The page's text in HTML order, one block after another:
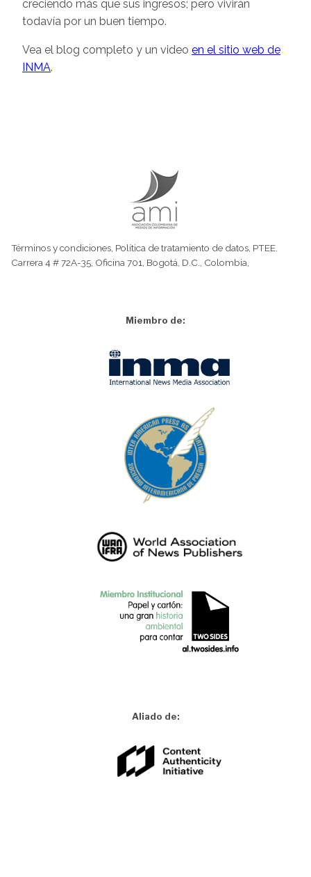
creciendo más que sus ingresos; pero vivirán
todavía por un buen tiempo.
Vea el blog completo y un video en el sitio web de
INMA.
Términos y condiciones, Política de tratamiento de datos, PTEE.
Carrera 4 # 72A-35, Oficina 701, Bogotá, D.C., Colombia,
Miembro de:
Aliado de: